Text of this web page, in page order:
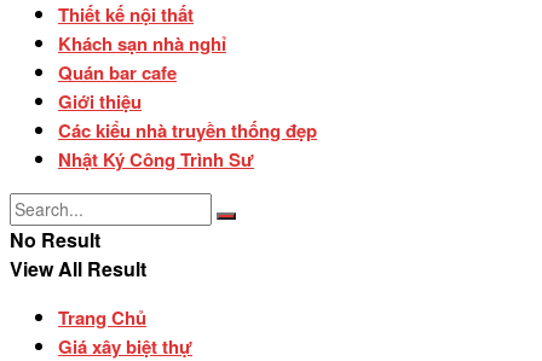
Thiết kế nội thất
Khách sạn nhà nghỉ
Quán bar cafe
Giới thiệu
Các kiểu nhà truyền thống đẹp
Nhật Ký Công Trình Sư
No Result
View All Result
Trang Chủ
Giá xây biệt thự